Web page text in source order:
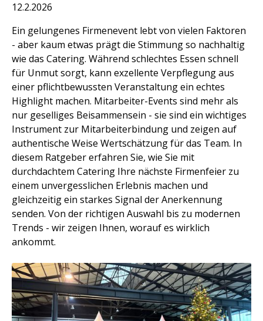
12.2.2026
Ein gelungenes Firmenevent lebt von vielen Faktoren
- aber kaum etwas prägt die Stimmung so nachhaltig
wie das Catering. Während schlechtes Essen schnell
für Unmut sorgt, kann exzellente Verpflegung aus
einer pflichtbewussten Veranstaltung ein echtes
Highlight machen. Mitarbeiter-Events sind mehr als
nur geselliges Beisammensein - sie sind ein wichtiges
Instrument zur Mitarbeiterbindung und zeigen auf
authentische Weise Wertschätzung für das Team. In
diesem Ratgeber erfahren Sie, wie Sie mit
durchdachtem Catering Ihre nächste Firmenfeier zu
einem unvergesslichen Erlebnis machen und
gleichzeitig ein starkes Signal der Anerkennung
senden. Von der richtigen Auswahl bis zu modernen
Trends - wir zeigen Ihnen, worauf es wirklich
ankommt.